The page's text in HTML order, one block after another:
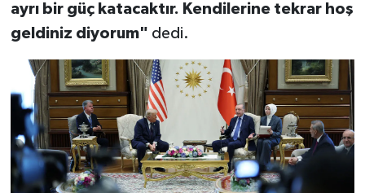
ayrı bir güç katacaktır. Kendilerine tekrar hoş
geldiniz diyorum" dedi.